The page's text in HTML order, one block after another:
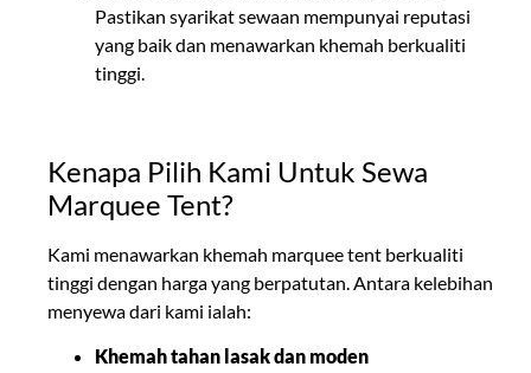
Pastikan syarikat sewaan mempunyai reputasi
yang baik dan menawarkan khemah berkualiti
tinggi.
Kenapa Pilih Kami Untuk Sewa
Marquee Tent?
Kami menawarkan khemah marquee tent berkualiti
tinggi dengan harga yang berpatutan. Antara kelebihan
menyewa dari kami ialah:
Khemah tahan lasak dan moden